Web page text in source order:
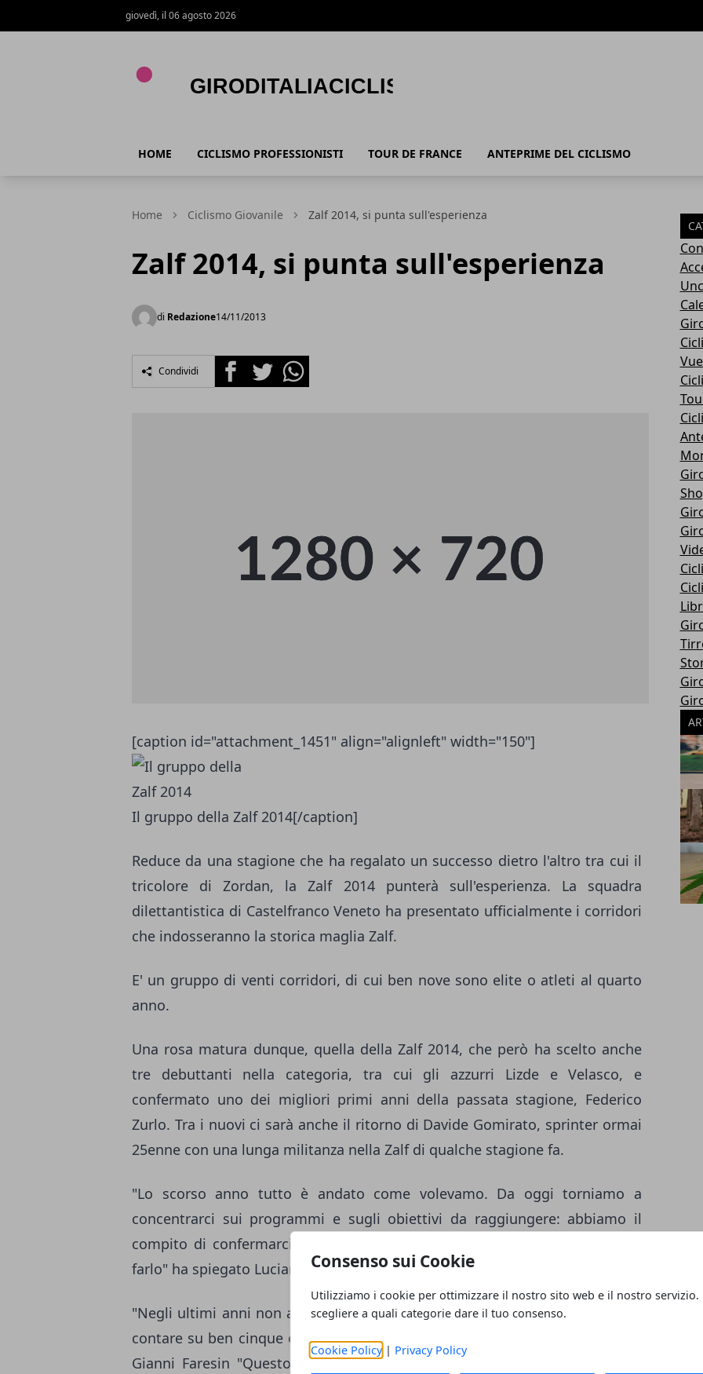
Consenso sui Cookie
Utilizziamo i cookie per ottimizzare il nostro sito web e il nostro servizio.
scegliere a quali categorie dare il tuo consenso.
Cookie Policy| Privacy Policy
giovedì, il 06 agosto 2026
HOME CICLISMO PROFESSIONISTI TOUR DE FRANCE ANTEPRIME DEL CICLISMO
Home Ciclismo Giovanile Zalf 2014, si punta sull'esperienza
Zalf 2014, si punta sull'esperienza
di Redazione14/11/2013
Condividi FacebookTwitterWhatsapp
[caption id="attachment_1451" align="alignleft" width="150"]
Il gruppo della Zalf 2014[/caption]
Reduce da una stagione che ha regalato un successo dietro l'altro tra cui il
tricolore di Zordan, la Zalf 2014 punterà sull'esperienza. La squadra
dilettantistica di Castelfranco Veneto ha presentato ufficialmente i corridori
che indosseranno la storica maglia Zalf.
E' un gruppo di venti corridori, di cui ben nove sono elite o atleti al quarto
anno.
Una rosa matura dunque, quella della Zalf 2014, che però ha scelto anche
tre debuttanti nella categoria, tra cui gli azzurri Lizde e Velasco, e
confermato uno dei migliori primi anni della passata stagione, Federico
Zurlo. Tra i nuovi ci sarà anche il ritorno di Davide Gomirato, sprinter ormai
25enne con una lunga militanza nella Zalf di qualche stagione fa.
"Lo scorso anno tutto è andato come volevamo. Da oggi torniamo a
concentrarci sui programmi e sugli obiettivi da raggiungere: abbiamo il
compito di confermarci al vertice nella categoria e abbiamo i numeri per
farlo" ha spiegato Luciano Rui.
"Negli ultimi anni non abbiamo mai avuto una rosa così matura: possiamo
contare su ben cinque elitè e quattro atleti al quarto anno" ha sottolineato
Gianni Faresin "Questo dovrebbe consentire ai giovani di crescere senza